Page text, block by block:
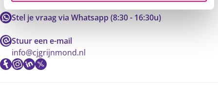
Stel je vraag via Whatsapp (8:30 - 16:30u)
Stuur een e-mail
info@cjgrijnmond.nl